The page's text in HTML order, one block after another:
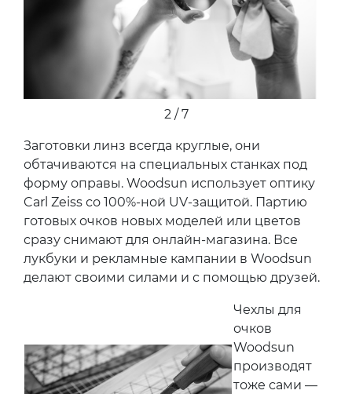
2 / 7
Заготовки линз всегда круглые, они
обтачиваются на специальных станках под
форму оправы. Woodsun использует оптику
Carl Zeiss со 100%-ной UV-защитой. Партию
готовых очков новых моделей или цветов
сразу снимают для онлайн-магазина. Все
лукбуки и рекламные кампании в Woodsun
делают своими силами и с помощью друзей.
Чехлы для
очков
Woodsun
производят
тоже сами —